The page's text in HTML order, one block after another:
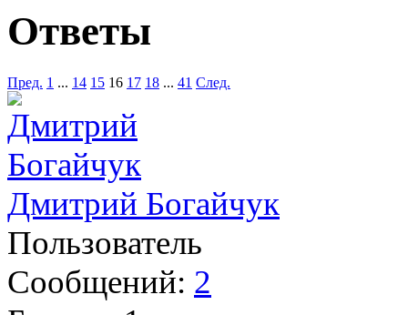
Ответы
Пред. 1 ... 14 15 16 17 18 ... 41 След.
Дмитрий Богайчук
Пользователь
Сообщений: 2